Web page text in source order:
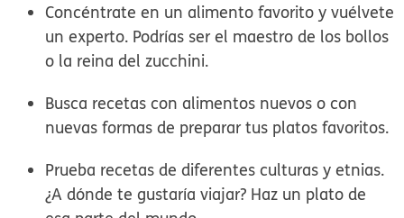
Concéntrate en un alimento favorito y vuélvete
un experto. Podrías ser el maestro de los bollos
o la reina del zucchini.
Busca recetas con alimentos nuevos o con
nuevas formas de preparar tus platos favoritos.
Prueba recetas de diferentes culturas y etnias.
¿A dónde te gustaría viajar? Haz un plato de